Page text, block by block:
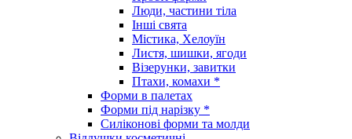
Люди, частини тіла
Інші свята
Містика, Хелоуїн
Листя, шишки, ягоди
Візерунки, завитки
Птахи, комахи *
Форми в палетах
Форми під нарізку *
Силіконові форми та молди